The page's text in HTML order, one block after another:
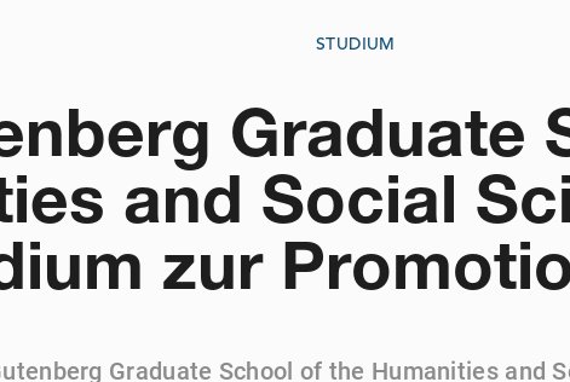
STUDIUM
Graduate
and Social
zur
Graduate School of the Humanities and